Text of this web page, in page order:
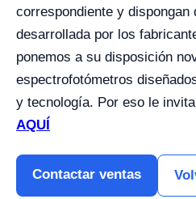
correspondiente y
desarrollada por los
ponemos a su disposición
espectrofotómetros
y tecnología. Por eso le
AQUÍ
Contactar ventas